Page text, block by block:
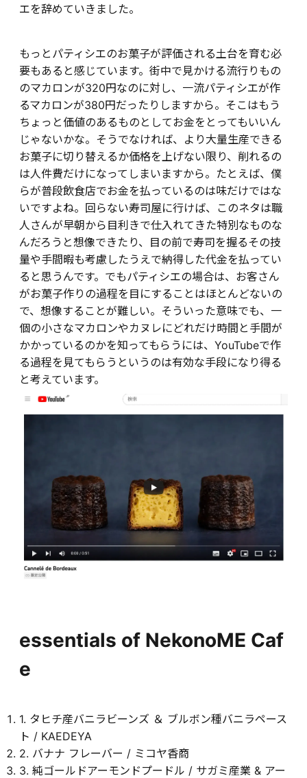
エを辞めていきました。
もっとパティシエのお菓子が評価される土台を育む必
要もあると感じています。街中で見かける流行りもの
のマカロンが320円なのに対し、一流パティシエが作
るマカロンが380円だったりしますから。そこはもう
ちょっと価値のあるものとしてお金をとってもいいん
じゃないかな。そうでなければ、より大量生産できる
お菓子に切り替えるか価格を上げない限り、削れるの
は人件費だけになってしまいますから。たとえば、僕
らが普段飲食店でお金を払っているのは味だけではな
いですよね。回らない寿司屋に行けば、このネタは職
人さんが早朝から目利きで仕入れてきた特別なものな
んだろうと想像できたり、目の前で寿司を握るその技
量や手間暇も考慮したうえで納得した代金を払ってい
ると思うんです。でもパティシエの場合は、お客さん
がお菓子作りの過程を目にすることはほとんどないの
で、想像することが難しい。そういった意味でも、一
個の小さなマカロンやカヌレにどれだけ時間と手間が
かかっているのかを知ってもらうには、YouTubeで作
る過程を見てもらうというのは有効な手段になり得る
と考えています。
essentials of NekonoME Caf
e
1. タヒチ産バニラビーンズ ＆ ブルボン種バニラペース
ト / KAEDEYA
2. バナナ フレーバー / ミコヤ香商
3. 純ゴールドアーモンドプードル / サガミ産業 & アー